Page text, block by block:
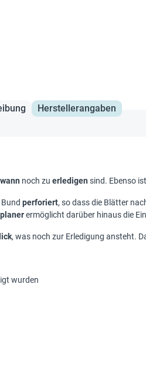
Herstellerangaben
noch zu erledigen sind. Ebenso
perforiert, so dass die Blätter
ermöglicht darüber hinaus die
, was noch zur Erledigung ansteht.
wurden